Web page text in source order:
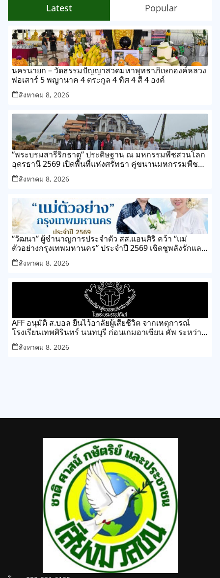
Latest Popular
นครนายก – วัดธรรมปัญญาสวดมหาพุทธาภิเษกองค์หลวง
พ่อเสาร์ 5 พญานาค 4 ตระกูล 4 ทิศ 4 สี 4 องค์
สิงหาคม 8, 2026
“พระบรมสารีริกธาตุ” ประดิษฐาน ณ มหกรรมพืชสวนโลก
อุดรธานี 2569 เปิดพื้นที่แห่งศรัทธา คู่ขนานมหกรรมพืช
สวนระดับโลก
สิงหาคม 8, 2026
“วัฒนา” ผู้ชำนาญการประจำตัว สส.แอนศิริ คว้า “แม่
ตัวอย่างกรุงเทพมหานคร” ประจำปี 2569 เชิดชูพลังรักและ
ความเสียสละของแม่ เขตทุ่งครุ
สิงหาคม 8, 2026
AFF อนุมัติ ส.บอล ยืนไว้อาลัยผู้เสียชีวิต จากเหตุการณ์
โรงเรียนเทพศิรินทร์ นนทบุรี ก่อนเกมอาเซียน คัพ ระหว่าง
ไทย กับ เมียนมา
สิงหาคม 8, 2026